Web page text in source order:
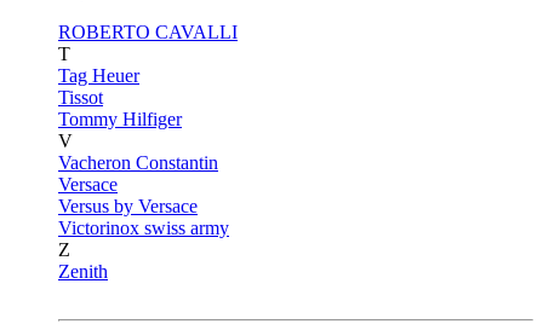
ROBERTO CAVALLI
T
Tag Heuer
Tissot
Tommy Hilfiger
V
Vacheron Constantin
Versace
Versus by Versace
Victorinox swiss army
Z
Zenith